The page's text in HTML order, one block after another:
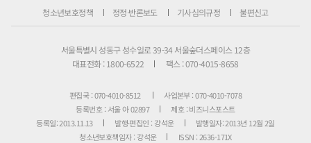
청소년보호정책 정정·반론보도 기사심의규정 불편신고
서울특별시 성동구 성수일로 39-34 서울숲더스페이스 12층
대표전화 : 1800-6522
팩스 : 070-4015-8658
편집국 : 070-4010-8512
사업본부 : 070-4010-7078
등록번호 : 서울 아 02897
제호 : 비즈니스포스트
등록일: 2013.11.13
발행·편집인 : 강석운
발행일자: 2013년 12월 2일
청소년보호책임자 : 강석운
ISSN : 2636-171X